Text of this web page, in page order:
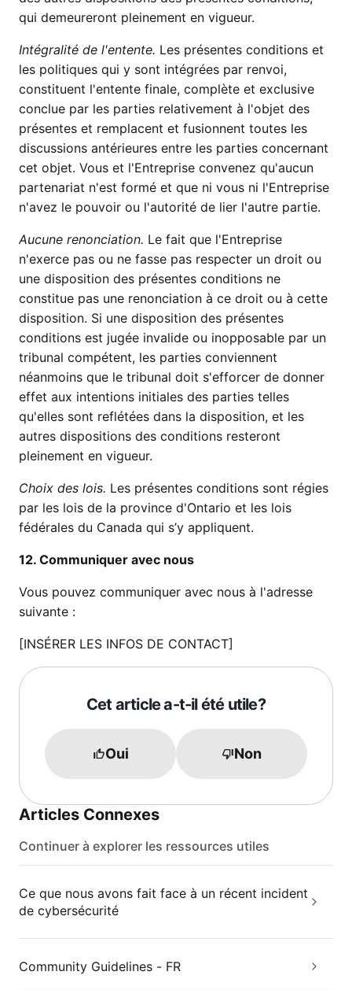
qui demeureront pleinement en vigueur.
Intégralité de l'entente. Les présentes conditions et
les politiques qui y sont intégrées par renvoi,
constituent l'entente finale, complète et exclusive
conclue par les parties relativement à l'objet des
présentes et remplacent et fusionnent toutes les
discussions antérieures entre les parties concernant
cet objet. Vous et l'Entreprise convenez qu'aucun
partenariat n'est formé et que ni vous ni l'Entreprise
n'avez le pouvoir ou l'autorité de lier l'autre partie.
Aucune renonciation. Le fait que l'Entreprise
n'exerce pas ou ne fasse pas respecter un droit ou
une disposition des présentes conditions ne
constitue pas une renonciation à ce droit ou à cette
disposition. Si une disposition des présentes
conditions est jugée invalide ou inopposable par un
tribunal compétent, les parties conviennent
néanmoins que le tribunal doit s'efforcer de donner
effet aux intentions initiales des parties telles
qu'elles sont reflétées dans la disposition, et les
autres dispositions des conditions resteront
pleinement en vigueur.
Choix des lois. Les présentes conditions sont régies
par les lois de la province d'Ontario et les lois
fédérales du Canada qui s’y appliquent.
12. Communiquer avec nous
Vous pouvez communiquer avec nous à l'adresse
suivante :
[INSÉRER LES INFOS DE CONTACT]
Cet article a-t-il été utile?
Oui Non
Articles Connexes
Continuer à explorer les ressources utiles
Ce que nous avons fait face à un récent incident
de cybersécurité
Community Guidelines - FR